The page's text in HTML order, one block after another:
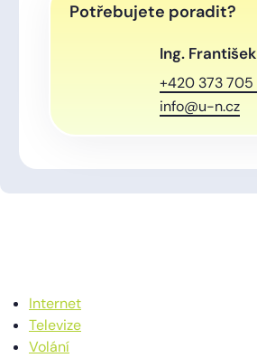
Potřebujete poradit?
Ing.
+420 373
info@u-n.cz
Internet
Televize
Volání